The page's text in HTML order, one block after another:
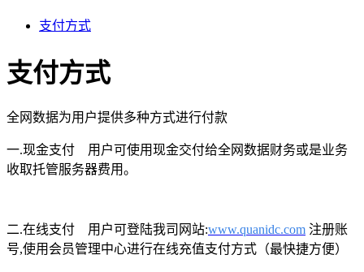
机柜租用
BGP机柜租用
自建T4级别数据中心
双线机柜租用
电信机柜租用
移动T4级数据中心
支付方式
支付方式
全网数据为用户提供多种方式进行付款
一.现金支付 用户可使用现金交付给全网数据财务或是业务
收取托管服务器费用。
二.在线支付 用户可登陆我司网站:www.quanidc.com 注册账
号,使用会员管理中心进行在线充值支付方式（最快捷方便）